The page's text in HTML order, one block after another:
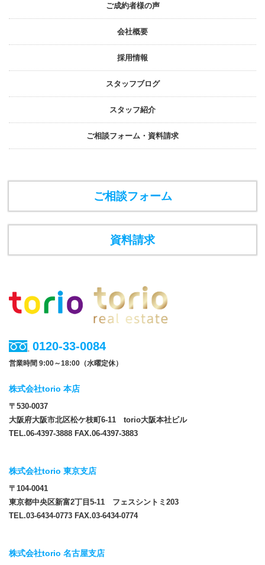
ご成約者様の声
会社概要
採⽤情報
スタッフブログ
スタッフ紹介
ご相談フォーム・資料請求
ご相談フォーム
資料請求
0120-33-0084
営業時間 9:00～18:00（水曜定休）
株式会社torio 本店
〒530-0037
大阪府大阪市北区松ケ枝町6-11 torio大阪本社ビル
TEL.06-4397-3888 FAX.06-4397-3883
株式会社torio 東京支店
〒104-0041
東京都中央区新富2丁目5-11 フェスシントミ203
TEL.03-6434-0773 FAX.03-6434-0774
株式会社torio 名古屋支店